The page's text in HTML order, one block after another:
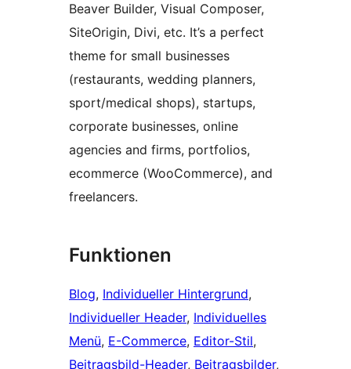
Beaver Builder, Visual Composer,
SiteOrigin, Divi, etc. It’s a perfect
theme for small businesses
(restaurants, wedding planners,
sport/medical shops), startups,
corporate businesses, online
agencies and firms, portfolios,
ecommerce (WooCommerce), and
freelancers.
Funktionen
Blog, Individueller Hintergrund
Individueller Header, Individuelles
Menü, E-Commerce, Editor-Stil
Beitragsbild-Header, Beitragsbilder